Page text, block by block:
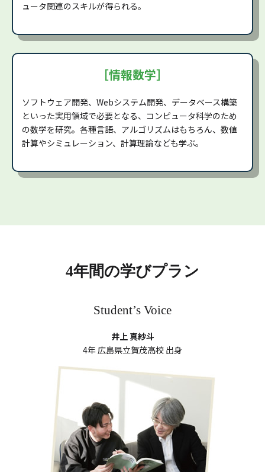
ュータ関連のスキルが得られる。
［情報数学］
ソフトウェア開発、Webシステム開発、データベース構築
といった実用領域で必要となる、コンピュータ科学のため
の数学を研究。各種言語、アルゴリズムはもちろん、数値
計算やシミュレーション、計算理論なども学ぶ。
4年間の学びプラン
Student’s Voice
井上 真紗斗
4年 広島県立賀茂高校 出身